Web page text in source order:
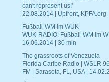
can't represent us!'
22.08.2014 | Upfront, KPFA.org
Fußball-WM im WUK
WUK-RADIO: Fußball-WM im
16.06.2014 | 30 min
The grassroots of Venezuela
Florida Caribe Radio | WSLR
FM | Sarasota, FL, USA |